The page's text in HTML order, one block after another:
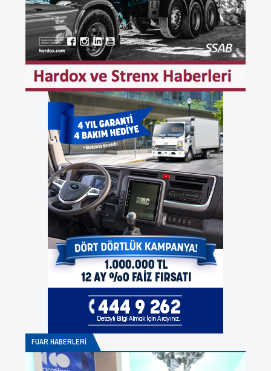
FUAR HABERLERI